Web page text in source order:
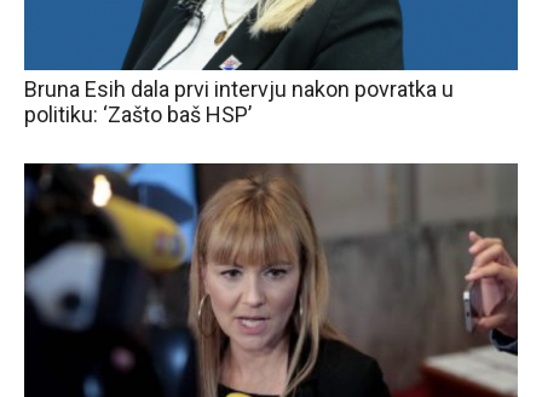
Bruna Esih dala prvi intervju nakon povratka u
politiku: ‘Zašto baš HSP’